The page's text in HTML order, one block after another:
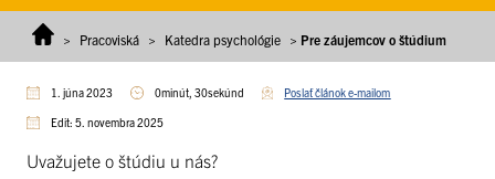
> Pracoviská > Katedra psychológie > Pre záujemcov o štúdium
1. júna 2023 0minút, 30sekúnd Poslať článok e-mailom
Edit: 5. novembra 2025
Uvažujete o štúdiu u nás?